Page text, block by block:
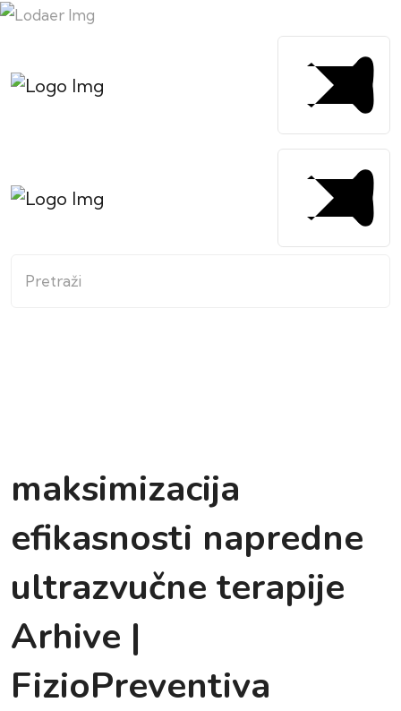
maksimizacija
efikasnosti napredne
ultrazvučne terapije
Arhive |
FizioPreventiva